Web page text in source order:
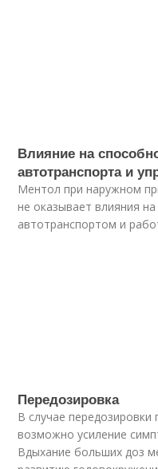
Влияние на
автотранспорта и
Ментол при наружном
не оказывает влияния
автотранспортом и
Передозировка
В случае
возможно усиление
Вдыхание больших доз